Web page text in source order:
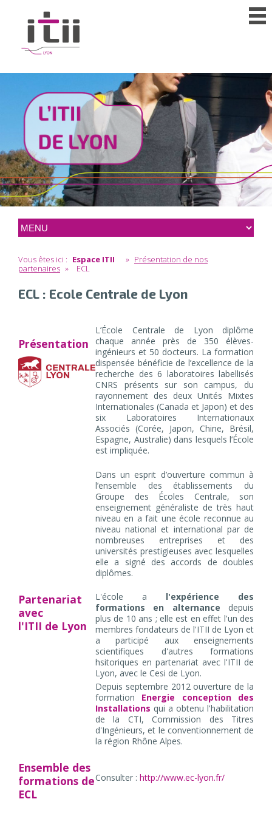
Vous êtes ici : Espace ITII » Présentation de nos
partenaires » ECL
ECL : Ecole Centrale de Lyon
Présentation
L’École Centrale de Lyon diplôme
chaque année près de 350 élèves-
ingénieurs et 50 docteurs. La formation
dispensée bénéficie de l’excellence de la
recherche des 6 laboratoires labellisés
CNRS présents sur son campus, du
rayonnement des deux Unités Mixtes
Internationales (Canada et Japon) et des
six Laboratoires Internationaux
Associés (Corée, Japon, Chine, Brésil,
Espagne, Australie) dans lesquels l’École
est impliquée.
Dans un esprit d’ouverture commun à
l’ensemble des établissements du
Groupe des Écoles Centrale, son
enseignement généraliste de très haut
niveau en a fait une école reconnue au
niveau national et international par de
nombreuses entreprises et des
universités prestigieuses avec lesquelles
elle a signé des accords de doubles
diplômes.
Partenariat
avec
l'ITII de Lyon
L'école a l'expérience des
formations en alternance depuis
plus de 10 ans ; elle est en effet l'un des
membres fondateurs de l'ITII de Lyon et
a participé aux enseignements
scientifiques d'autres formations
hsitoriques en partenariat avec l'ITII de
Lyon, avec le Cesi de Lyon.
Depuis septembre 2012 ouverture de la
formation Energie conception des
Installations qui a obtenu l'habilitation
de la CTI, Commission des Titres
d'Ingénieurs, et le conventionnement de
la région Rhône Alpes.
Ensemble des
formations de
ECL
Consulter : http://www.ec-lyon.fr/